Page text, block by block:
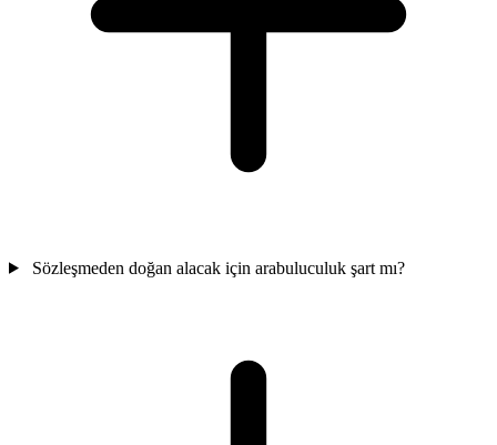
Sözleşmeden doğan alacak için arabuluculuk şart mı?